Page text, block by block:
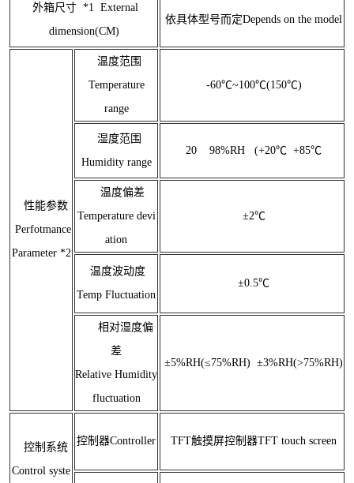
外箱尺寸 *1 External
dimension(CM)
依具体型号而定Depends on the model
性能参数
Perfotmance
Parameter *2
温度范围
Temperature
range
-60℃~100℃(150℃)
湿度范围
Humidity range
20 98%RH (+20℃ +85℃
温度偏差
Temperature devi
ation
±2℃
温度波动度
Temp Fluctuation
±0.5℃
相对湿度偏
差
Relative Humidity
fluctuation
±5%RH(≤75%RH) ±3%RH(>75%RH)
控制系统
Control syste
控制器Controller TFT触摸屏控制器TFT touch screen